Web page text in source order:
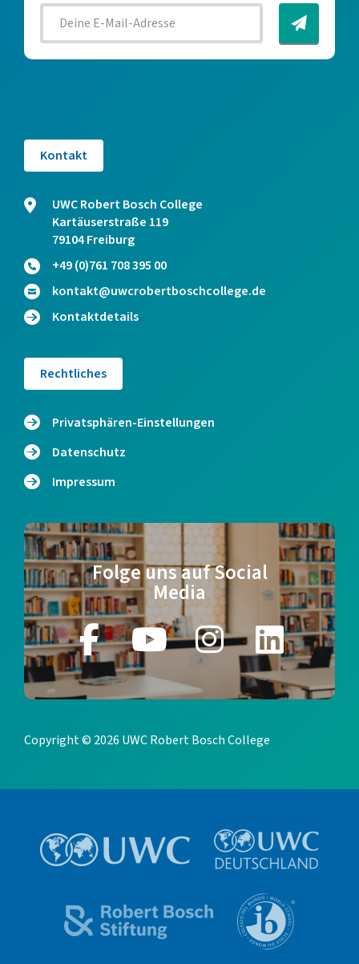
Kontakt
UWC Robert Bosch College
Kartäuserstraße 119
79104 Freiburg
+49 (0)761 708 395 00
kontakt@uwcrobertboschcollege.de
Kontaktdetails
Rechtliches
Privatsphären-Einstellungen
Datenschutz
Impressum
Folge uns auf Social
Media
Copyright © 2026 UWC Robert Bosch College